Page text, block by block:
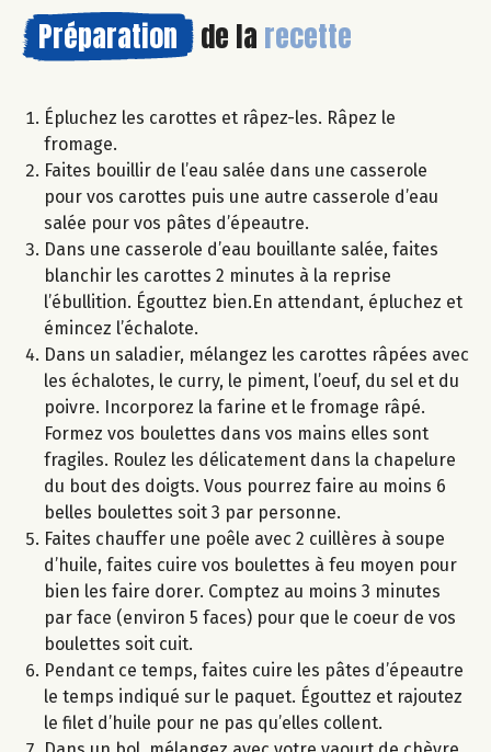
Préparation de la recette
Épluchez les carottes et râpez-les. Râpez le
fromage.
Faites bouillir de l’eau salée dans une casserole
pour vos carottes puis une autre casserole d’eau
salée pour vos pâtes d’épeautre.
Dans une casserole d’eau bouillante salée, faites
blanchir les carottes 2 minutes à la reprise
l’ébullition. Égouttez bien.En attendant, épluchez et
émincez l’échalote.
Dans un saladier, mélangez les carottes râpées avec
les échalotes, le curry, le piment, l’oeuf, du sel et du
poivre. Incorporez la farine et le fromage râpé.
Formez vos boulettes dans vos mains elles sont
fragiles. Roulez les délicatement dans la chapelure
du bout des doigts. Vous pourrez faire au moins 6
belles boulettes soit 3 par personne.
Faites chauffer une poêle avec 2 cuillères à soupe
d’huile, faites cuire vos boulettes à feu moyen pour
bien les faire dorer. Comptez au moins 3 minutes
par face (environ 5 faces) pour que le coeur de vos
boulettes soit cuit.
Pendant ce temps, faites cuire les pâtes d’épeautre
le temps indiqué sur le paquet. Égouttez et rajoutez
le filet d’huile pour ne pas qu’elles collent.